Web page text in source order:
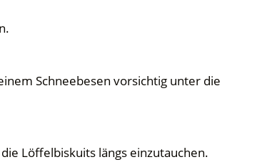
Schneebesen vorsichtig unter die
Löffelbiskuits längs einzutauchen.